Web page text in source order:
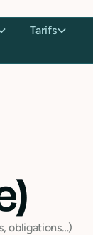
Tarifs
obligations…)